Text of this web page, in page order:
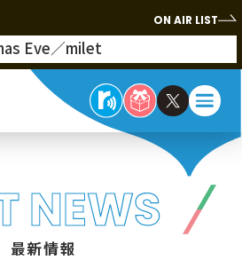
ON AIR LIST
Eve／milet
NEWS
最新情報